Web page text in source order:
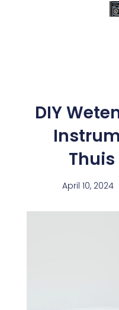
DIY
April 10, 2024